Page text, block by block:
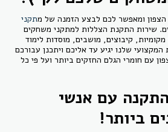
הצפון ומאפשר לכם לבצע הזמנה של מתקני
שירות התקנת הצללות למתקני משחקים
מקומיות, קיבוצים, מושבים, מוסדות לימוד
המקצועי שלנו יגיע עד אליכם ויתכנן עבורכם
עם חומרי הגלם החזקים ביותר ועל פי כל
עם אנשי
ביותר!